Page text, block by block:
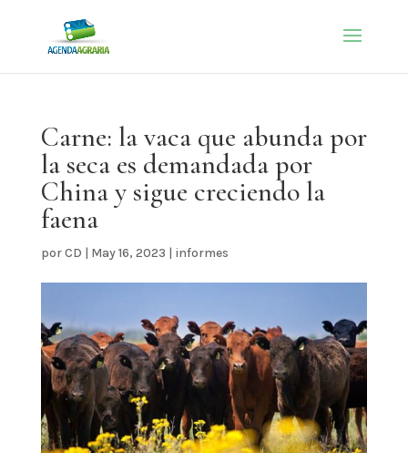
Carne: la vaca que abunda por
la seca es demandada por
China y sigue creciendo la
faena
porCD | May 16, 2023 | informes